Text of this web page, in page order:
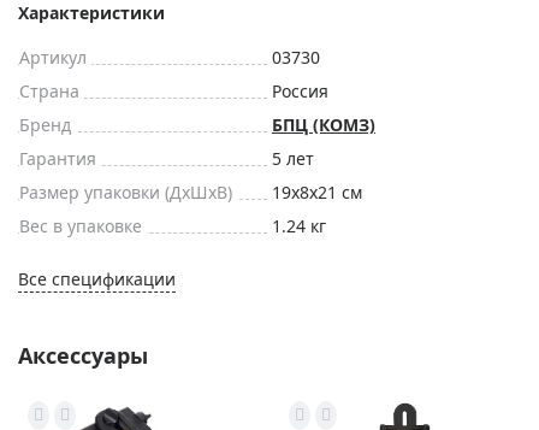
Характеристики
Артикул
03730
Страна
Россия
Бренд
БПЦ (КОМЗ)
Гарантия
5 лет
Размер упаковки (ДxШxВ)
19x8x21 см
Вес в упаковке
1.24 кг
Все спецификации
Аксессуары